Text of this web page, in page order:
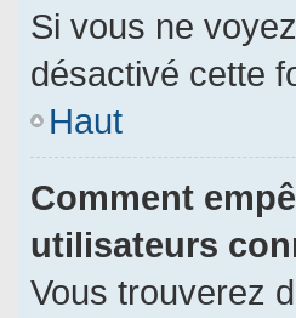
Si vous ne
désactivé cette
Haut
Comment
utilisateurs
Vous trouverez